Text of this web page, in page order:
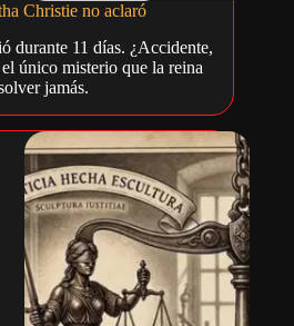
Christie no aclaró
durante 11 días. ¿Accidente,
único misterio que la reina
jamás.